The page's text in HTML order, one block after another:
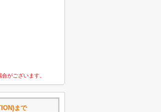
がございます。
まで